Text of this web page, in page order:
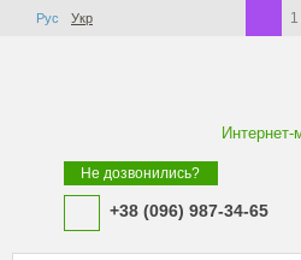
1
Рус Укр
Интернет-
Не дозвонились?
+38 (096) 987-34-65